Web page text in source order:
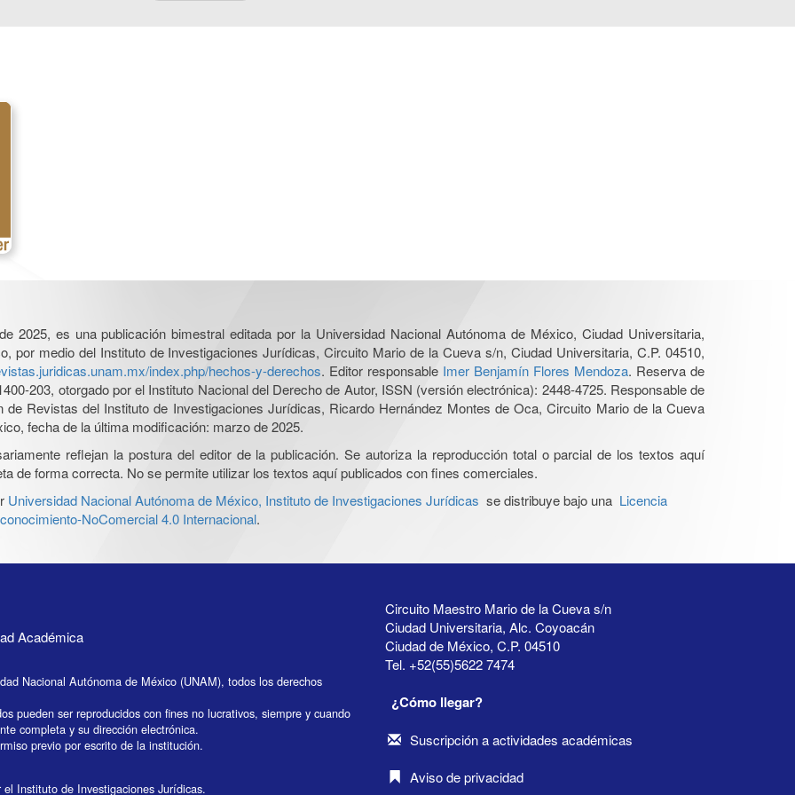
2025, es una publicación bimestral editada por la Universidad Nacional Autónoma de México, Ciudad Universitaria,
por medio del Instituto de Investigaciones Jurídicas, Circuito Mario de la Cueva s/n, Ciudad Universitaria, C.P. 04510,
index.php/hechos-y-derechos. Editor responsable Imer Benjamín Flores Mendoza. Reserva de
203, otorgado por el Instituto Nacional del Derecho de Autor, ISSN (versión electrónica): 2448-4725. Responsable de
Revistas del Instituto de Investigaciones Jurídicas, Ricardo Hernández Montes de Oca, Circuito Mario de la Cueva
fecha de la última modificación: marzo de 2025.
reflejan la postura del editor de la publicación. Se autoriza la reproducción total o parcial de los textos aquí
de forma correcta. No se permite utilizar los textos aquí publicados con fines comerciales.
Universidad Nacional Autónoma de México, Instituto de Investigaciones Jurídicas se distribuye bajo una Licencia
NoComercial 4.0 Internacional.
Académica
Nacional Autónoma de México (UNAM), todos los derechos
pueden ser reproducidos con fines no lucrativos, siempre y cuando
completa y su dirección electrónica.
previo por escrito de la institución.
Instituto de Investigaciones Jurídicas.
Circuito Maestro Mario de la Cueva s/n
Ciudad Universitaria, Alc. Coyoacán
Ciudad de México, C.P. 04510
Tel. +52(55)5622 7474
¿Cómo llegar?
Suscripción a actividades académicas
Aviso de privacidad